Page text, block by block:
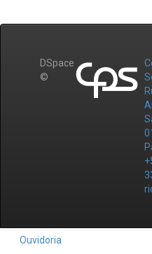
DSpace
©
Ouvidoria